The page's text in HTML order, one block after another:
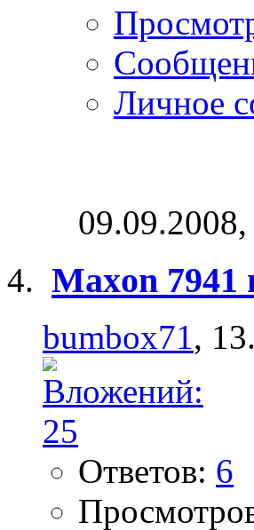
Личное
09.09.2008,
Maxon
bumbox71,
Ответов: 6